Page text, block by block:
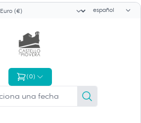
Selector de moneda Selector de
(0)